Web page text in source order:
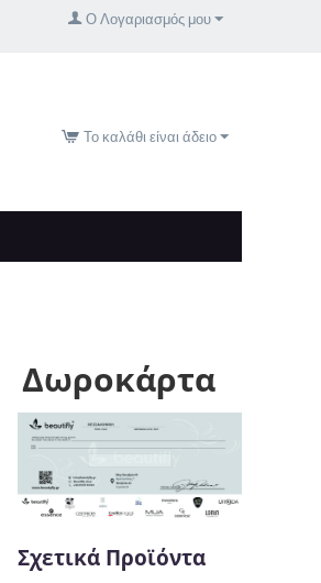
Ο Λογαριασμός μου
Το καλάθι είναι άδειο
Δωροκάρτα
Σχετικά Προϊόντα